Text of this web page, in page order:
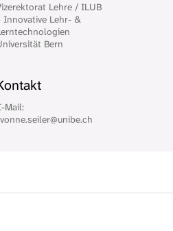
Lehre / ILUB
Innovative Lehr- &
Bern
Mail: